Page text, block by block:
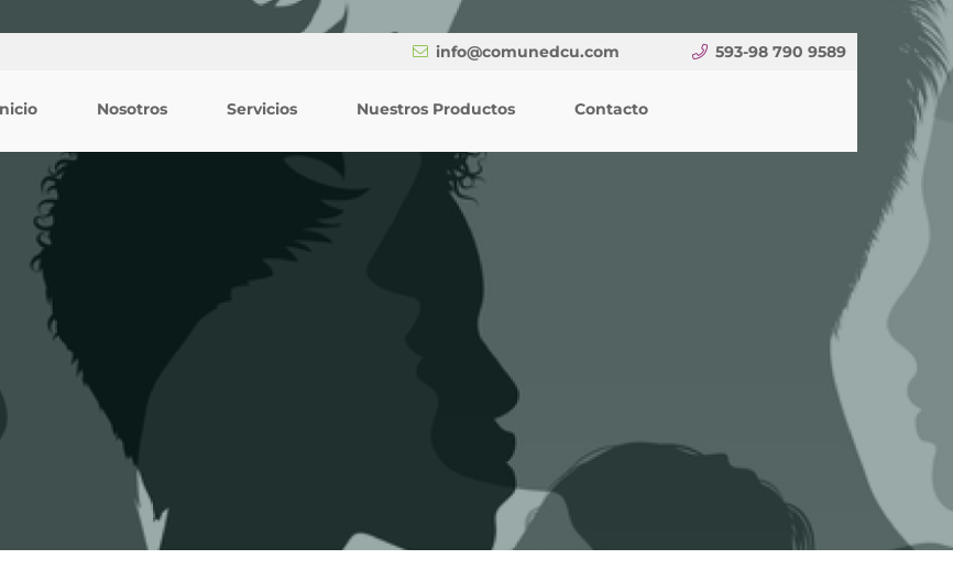
info@comunedcu.com 593-98 790 9589
Nosotros Servicios Nuestros Productos Contacto